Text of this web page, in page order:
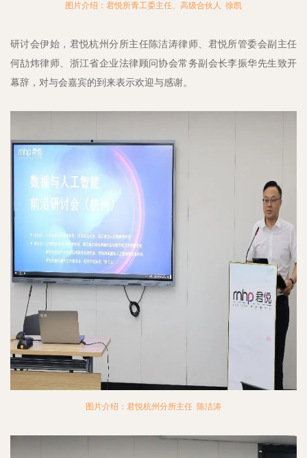
图片介绍：君悦所青工委主任、高级合伙人 徐凯
研讨会伊始，君悦杭州分所主任陈洁涛律师、君悦所管委会副主任
何劼炜律师、浙江省企业法律顾问协会常务副会长李振华先生致开
幕辞，对与会嘉宾的到来表示欢迎与感谢。
图片介绍：君悦杭州分所主任 陈洁涛